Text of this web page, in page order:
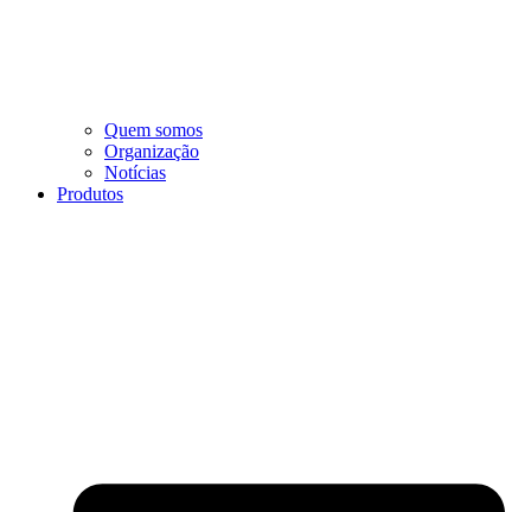
Quem somos
Organização
Notícias
Produtos